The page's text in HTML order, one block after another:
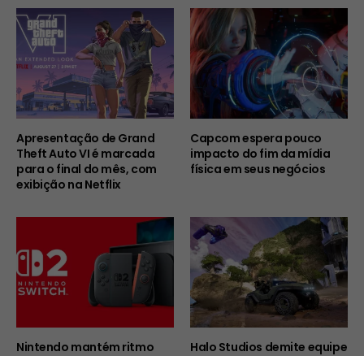
Apresentação de Grand
Theft Auto VI é marcada
para o final do mês, com
exibição na Netflix
Capcom espera pouco
impacto do fim da mídia
física em seus negócios
Nintendo mantém ritmo
Halo Studios demite equipe